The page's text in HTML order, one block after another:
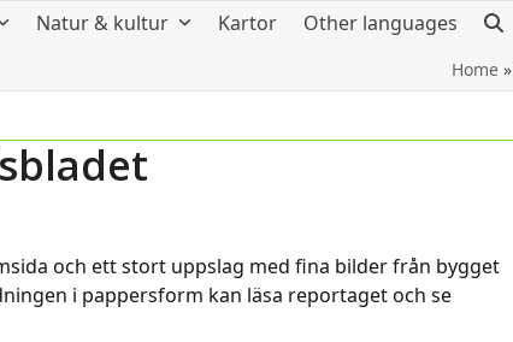
Natur & kultur Kartor Other languages
Home»
och ett stort uppslag med fina bilder från bygget
i pappersform kan läsa reportaget och se